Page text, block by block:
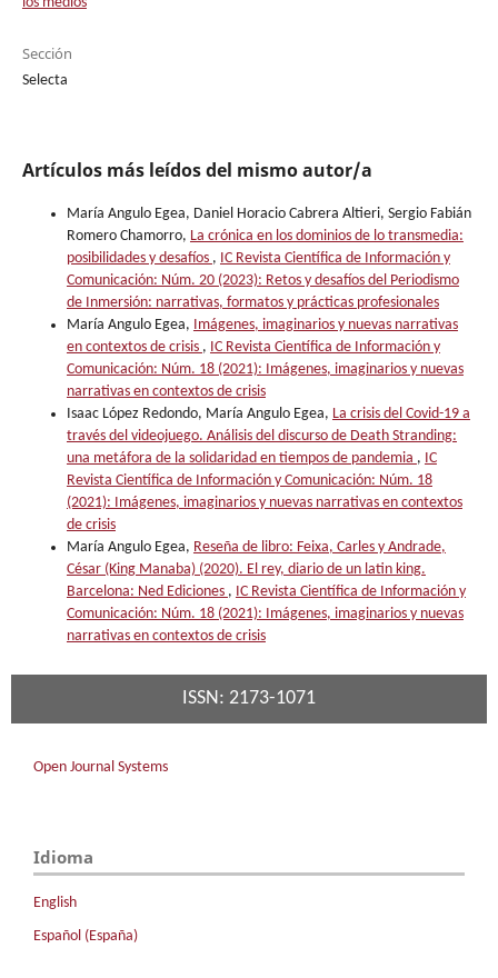
Sección
Selecta
Artículos más leídos del mismo autor/a
María Angulo Egea, Daniel Horacio Cabrera Altieri, Sergio Fabián
Romero Chamorro, La crónica en los dominios de lo transmedia:
posibilidades y desafíos , IC Revista Científica de Información y
Comunicación: Núm. 20 (2023): Retos y desafíos del Periodismo
de Inmersión: narrativas, formatos y prácticas profesionales
María Angulo Egea, Imágenes, imaginarios y nuevas narrativas
en contextos de crisis , IC Revista Científica de Información y
Comunicación: Núm. 18 (2021): Imágenes, imaginarios y nuevas
narrativas en contextos de crisis
Isaac López Redondo, María Angulo Egea, La crisis del Covid-19 a
través del videojuego. Análisis del discurso de Death Stranding:
una metáfora de la solidaridad en tiempos de pandemia , IC
Revista Científica de Información y Comunicación: Núm. 18
(2021): Imágenes, imaginarios y nuevas narrativas en contextos
de crisis
María Angulo Egea, Reseña de libro: Feixa, Carles y Andrade,
César (King Manaba) (2020). El rey, diario de un latin king.
Barcelona: Ned Ediciones , IC Revista Científica de Información y
Comunicación: Núm. 18 (2021): Imágenes, imaginarios y nuevas
narrativas en contextos de crisis
ISSN: 2173-1071
Open Journal Systems
Idioma
English
Español (España)